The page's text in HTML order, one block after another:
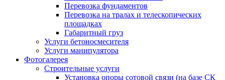
Перевозка фундаментов
Перевозка на тралах и телескопических
площадках
Габаритный груз
Услуги бетоносмесителя
Услуги манипулятора
Фотогалерея
Строительные услуги
Установка опоры сотовой связи (на базе СК